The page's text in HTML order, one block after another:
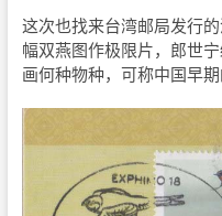
这次也找来台湾邮局发行
幅双燕图作极限片，郎世
画何种物种，可称中国早期